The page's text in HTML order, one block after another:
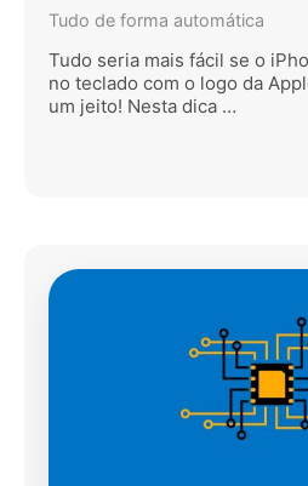
Tudo de forma automática
Tudo seria mais fácil se o
no teclado com o logo da
um jeito! Nesta dica …